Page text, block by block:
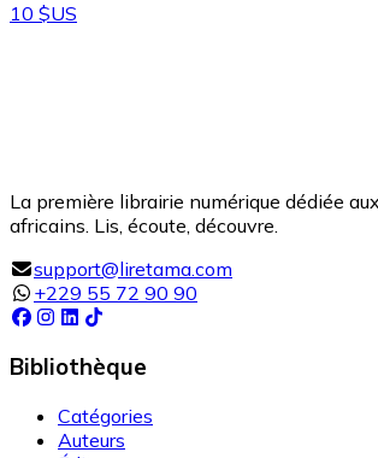
10 $US
La première librairie numérique dédiée
africains. Lis, écoute, découvre.
support@liretama.com
+229 55 72 90 90
Bibliothèque
Catégories
Auteurs